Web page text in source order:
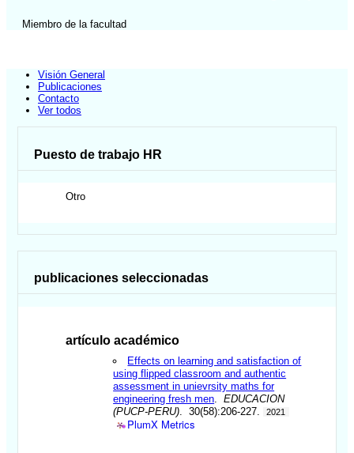
Miembro de la facultad
Visión General
Publicaciones
Contacto
Ver todos
Puesto de trabajo HR
Otro
publicaciones seleccionadas
artículo académico
Effects on learning and satisfaction of
using flipped classroom and authentic
assessment in unievrsity maths for
engineering fresh men.EDUCACION
(PUCP-PERU). 30(58):206-227. 2021
PlumX Metrics